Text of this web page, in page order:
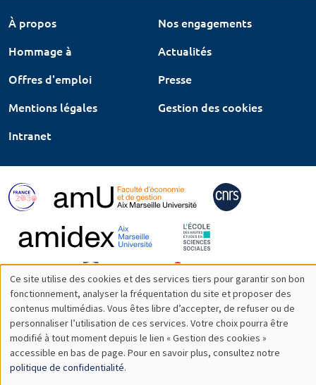
À propos
Nos engagements
Hommage à
Actualités
Offres d'emploi
Presse
Mentions légales
Gestion des cookies
Intranet
Utilisation
des
données
personnelles
Ce site utilise des cookies et des services tiers pour garantir son bon
fonctionnement, analyser la fréquentation du site et proposer des
contenus multimédias. Vous êtes libre d’accepter, de refuser ou de
personnaliser l’utilisation de ces services. Votre choix pourra être
modifié à tout moment depuis le lien « Gestion des cookies »
accessible en bas de page. Pour en savoir plus, consultez notre
politique de confidentialité.